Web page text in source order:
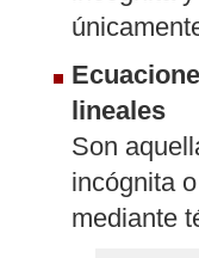
lineales
Son
incógnita
mediante